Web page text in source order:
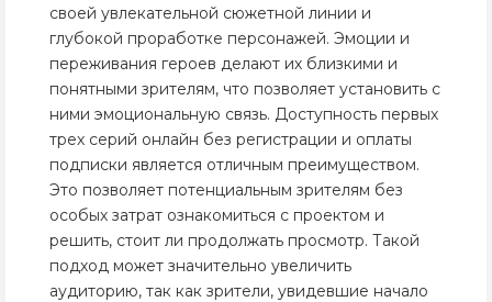
своей увлекательной сюжетной линии и
глубокой проработке персонажей. Эмоции и
переживания героев делают их близкими и
понятными зрителям, что позволяет установить с
ними эмоциональную связь. Доступность первых
трех серий онлайн без регистрации и оплаты
подписки является отличным преимуществом.
Это позволяет потенциальным зрителям без
особых затрат ознакомиться с проектом и
решить, стоит ли продолжать просмотр. Такой
подход может значительно увеличить
аудиторию, так как зрители, увидевшие начало